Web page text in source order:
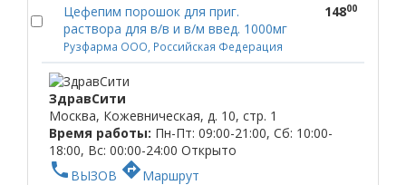
Цефепим порошок для приг.
раствора для в/в и в/м введ. 1000мг
Рузфарма ООО, Российская Федерация
14800
ЗдравСити
Москва, Кожевническая, д. 10, стр. 1
Время работы: Пн-Пт: 09:00-21:00, Сб: 10:00-
18:00, Вс: 00:00-24:00 Открыто
phone ВЫЗОВ directionsМаршрут